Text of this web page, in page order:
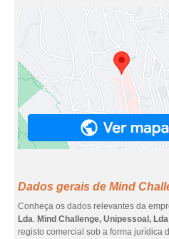
Dados gerais de Mind
Conheça os dados relevantes da
Lda. Mind Challenge, Unipessoal, Lda
registo comercial sob a forma jurídica